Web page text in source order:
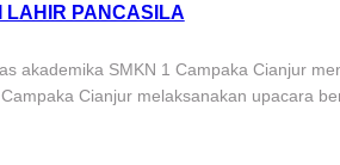
LAHIR PANCASILA
akademika SMKN 1 Campaka Cianjur
Cianjur melaksanakan upacara